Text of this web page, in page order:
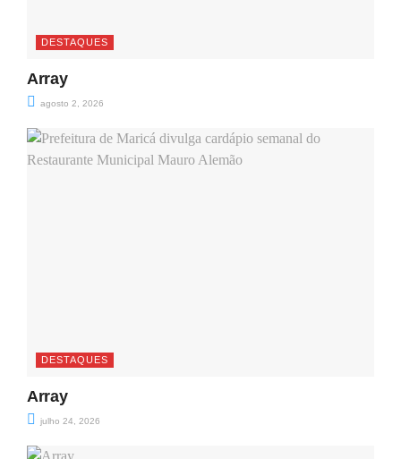
DESTAQUES
Array
agosto 2, 2026
DESTAQUES
Array
julho 24, 2026